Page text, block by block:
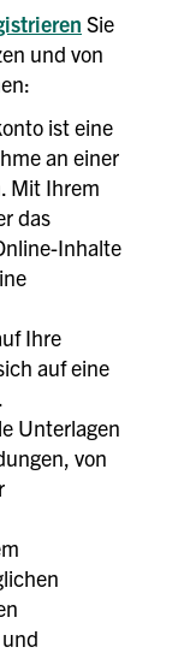
Sie
und von
ist eine
an einer
Mit Ihrem
das
Inhalte
Ihre
auf eine
Unterlagen
von